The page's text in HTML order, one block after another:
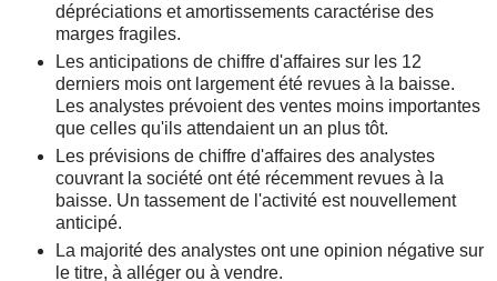
dépréciations et amortissements caractérise des
marges fragiles.
Les anticipations de chiffre d'affaires sur les 12
derniers mois ont largement été revues à la baisse.
Les analystes prévoient des ventes moins importantes
que celles qu'ils attendaient un an plus tôt.
Les prévisions de chiffre d'affaires des analystes
couvrant la société ont été récemment revues à la
baisse. Un tassement de l'activité est nouvellement
anticipé.
La majorité des analystes ont une opinion négative sur
le titre, à alléger ou à vendre.